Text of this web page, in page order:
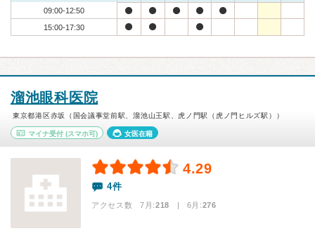
09:00-12:50
15:00-17:30
溜池眼科医院
東京都港区赤坂（国会議事堂前駅、溜池山王駅、虎ノ門駅（虎ノ門ヒルズ駅））
マイナ受付 (スマホ可) 女医在籍
4.29
4件
アクセス数 7月:218 | 6月:276